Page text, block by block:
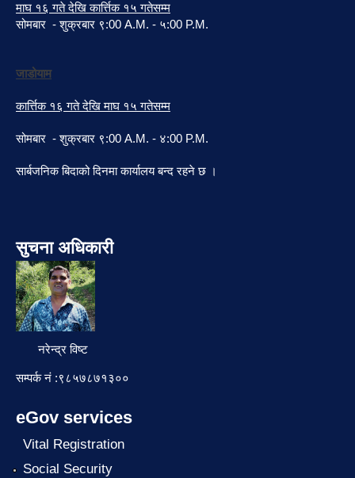
माघ १६ गते देखि कार्त्तिक १५ गतेसम्म
सोमबार - शुक्रबार ९:00 A.M. - ५:00 P.M.
जाडोयाम
कार्त्तिक १६ गते देखि माघ १५ गतेसम्म
सोमबार - शुक्रबार ९:00 A.M. - ४:00 P.M.
सार्बजनिक बिदाको दिनमा कार्यालय बन्द रहने छ ।
सुचना अधिकारी
नरेन्द्र विष्ट
सम्पर्क नं :९८५७८७१३००
eGov services
Vital Registration
Social Security